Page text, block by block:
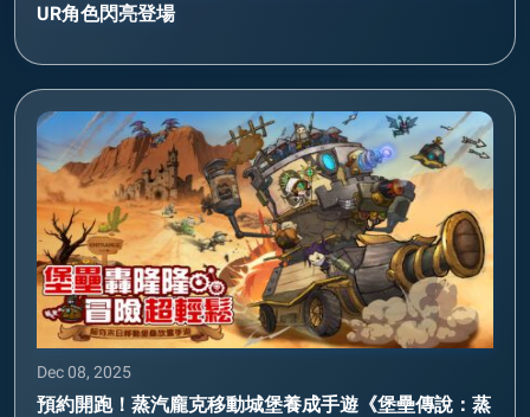
UR角色閃亮登場
Dec 08, 2025
預約開跑！蒸汽龐克移動城堡養成手遊《堡壘傳說：蒸